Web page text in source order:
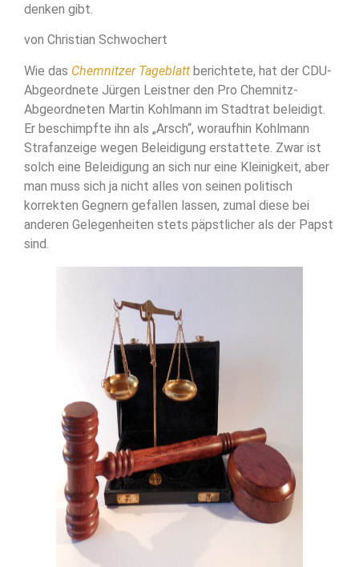
denken gibt.
von Christian Schwochert
Wie das Chemnitzer Tageblatt berichtete, hat der CDU-
Abgeordnete Jürgen Leistner den Pro Chemnitz-
Abgeordneten Martin Kohlmann im Stadtrat beleidigt.
Er beschimpfte ihn als „Arsch“, woraufhin Kohlmann
Strafanzeige wegen Beleidigung erstattete. Zwar ist
solch eine Beleidigung an sich nur eine Kleinigkeit, aber
man muss sich ja nicht alles von seinen politisch
korrekten Gegnern gefallen lassen, zumal diese bei
anderen Gelegenheiten stets päpstlicher als der Papst
sind.